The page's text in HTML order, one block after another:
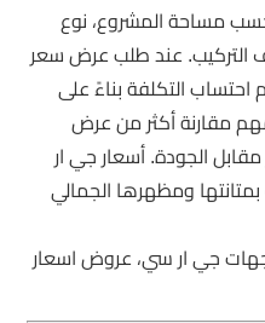
مساحة المشروع، نوع
التركيب. عند طلب عرض سعر
التكلفة بناءً على
مقارنة أكثر من عرض
الجودة. أسعار جي ار
ومظهرها الجمالي
جي ار سي، عروض اسعار